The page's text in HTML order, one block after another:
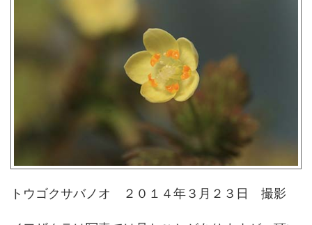
トウゴクサバノオ ２０１４年３月２３日 撮影